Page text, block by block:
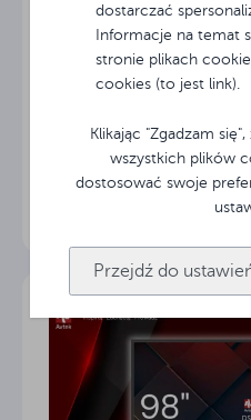
dostarczać
Informacje na temat
stronie plikach
cookies (to jest link).
Klikając "Zgadzam
wszystkich plików
dostosować swoje
Przejdź do
Mobilność i
kompromisów:
Electric Stand Light
Współczesne sale
rozwiązań, które nadążają
model TS Electric Stand...